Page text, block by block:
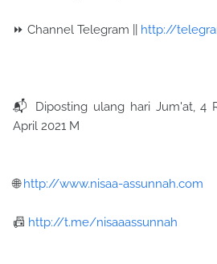
⏩ Channel Telegram || http://
📬 Diposting ulang hari Jum'at, 4
April 2021 M
🌐http://www.nisaa-assunnah.com
📠 http://t.me/nisaaassunnah